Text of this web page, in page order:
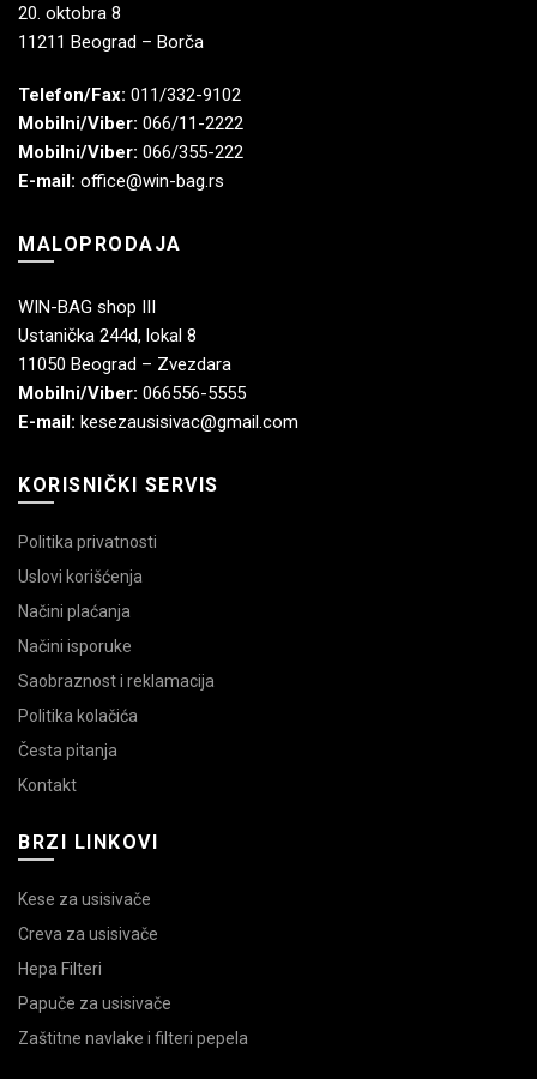
20. oktobra 8
11211 Beograd – Borča
Telefon/Fax: 011/332-9102
Mobilni/Viber: 066/11-2222
Mobilni/Viber: 066/355-222
E-mail: office@win-bag.rs
MALOPRODAJA
WIN-BAG shop III
Ustanička 244d, lokal 8
11050 Beograd – Zvezdara
Mobilni/Viber: 066556-5555
E-mail: kesezausisivac@gmail.com
KORISNIČKI SERVIS
Politika privatnosti
Uslovi korišćenja
Načini plaćanja
Načini isporuke
Saobraznost i reklamacija
Politika kolačića
Česta pitanja
Kontakt
BRZI LINKOVI
Kese za usisivače
Creva za usisivače
Hepa Filteri
Papuče za usisivače
Zaštitne navlake i filteri pepela